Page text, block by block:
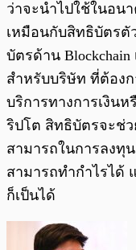
ว่าจะนำไปใช้ในอน
เหมือนกับสิทธิบัตรตั
บัตรด้าน
สำหรับบริษัท ที่ต้อง
บริการทางการเงิน
ริปโต สิทธิบัตรจะช่
สามารถในการลงทุ
สามารถทำกำไรได้
ก็เป็นได้